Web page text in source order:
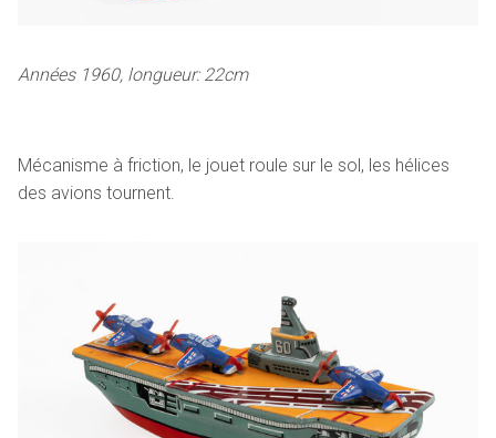
Années 1960, longueur: 22cm
Mécanisme à friction, le jouet roule sur le sol, les hélices
des avions tournent.